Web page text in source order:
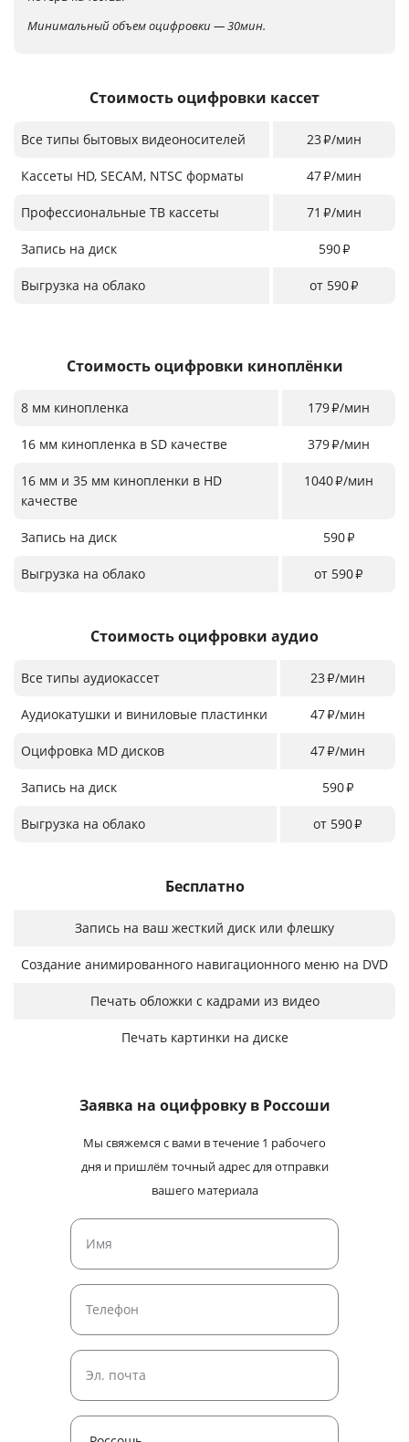
Минимальный объем оцифровки — 30мин.
Стоимость оцифровки кассет
Все типы бытовых видеоносителей 23₽/мин
Кассеты HD, SECAM, NTSC форматы 47₽/мин
Профессиональные ТВ кассеты 71 ₽/мин
Запись на диск 590₽
Выгрузка на облако от 590₽
Стоимость оцифровки киноплёнки
8 мм кинопленка 179₽/мин
16 мм кинопленка в SD качестве 379₽/мин
16 мм и 35 мм кинопленки в HD
качестве
1040₽/мин
Запись на диск 590₽
Выгрузка на облако от 590₽
Стоимость оцифровки аудио
Все типы аудиокассет 23₽/мин
Аудиокатушки и виниловые пластинки 47₽/мин
Оцифровка MD дисков 47₽/мин
Запись на диск 590₽
Выгрузка на облако от 590₽
Бесплатно
Запись на ваш жесткий диск или флешку
Создание анимированного навигационного меню на DVD
Печать обложки с кадрами из видео
Печать картинки на диске
Заявка на оцифровкув Россоши
Мы свяжемся с вами в течение 1 рабочего
дня и пришлём точный адрес для отправки
вашего материала